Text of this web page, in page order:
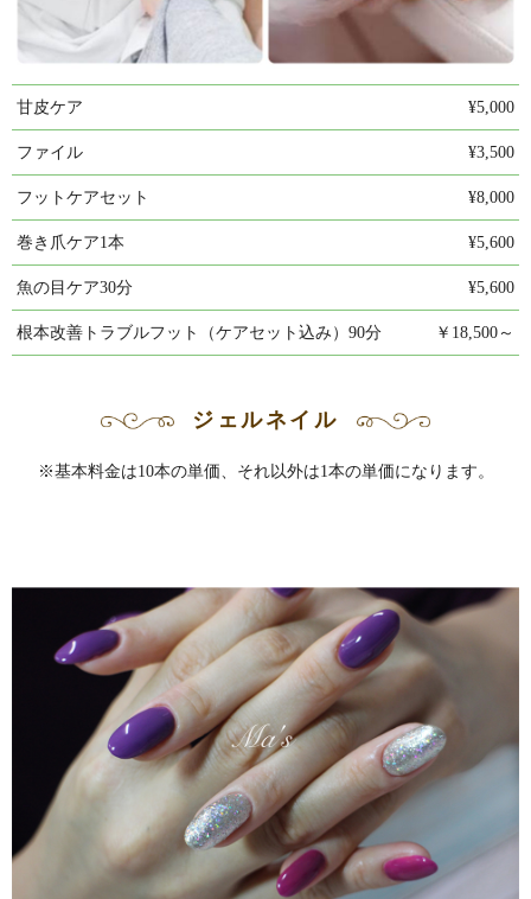
甘皮ケア ¥5,000
ファイル ¥3,500
フットケアセット ¥8,000
巻き爪ケア1本 ¥5,600
魚の目ケア30分 ¥5,600
根本改善トラブルフット（ケアセット込み）90分 ￥18,500～
ジェルネイル
※基本料金は10本の単価、それ以外は1本の単価になります。